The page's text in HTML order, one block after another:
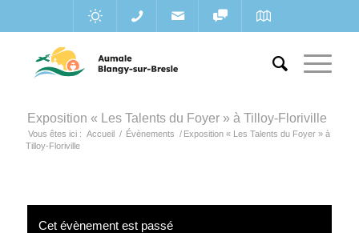
Exposition « Les Talents du Foyer » à Tilloy-Floriville
Vous êtes ici : Accueil / Évènements / Exposition « Les Talents du Foyer » à
Tilloy-Floriville
Cet évènement est passé